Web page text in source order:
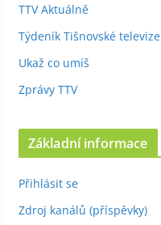
TTV Aktuálně
Týdeník Tišnovské televize
Ukaž co umíš
Zprávy TTV
Základní informace
Přihlásit se
Zdroj kanálů (příspěvky)